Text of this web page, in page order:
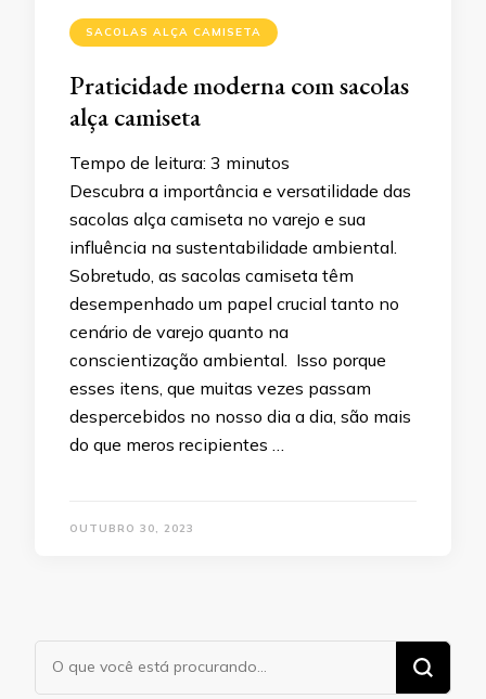
SACOLAS ALÇA CAMISETA
Praticidade moderna com sacolas
alça camiseta
Tempo de leitura: 3 minutos
Descubra a importância e versatilidade das
sacolas alça camiseta no varejo e sua
influência na sustentabilidade ambiental.
Sobretudo, as sacolas camiseta têm
desempenhado um papel crucial tanto no
cenário de varejo quanto na
conscientização ambiental. Isso porque
esses itens, que muitas vezes passam
despercebidos no nosso dia a dia, são mais
do que meros recipientes …
OUTUBRO 30, 2023
Procurando
algo?